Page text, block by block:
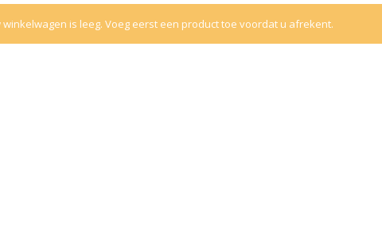
winkelwagen is leeg. Voeg eerst een product toe voordat u afrekent.